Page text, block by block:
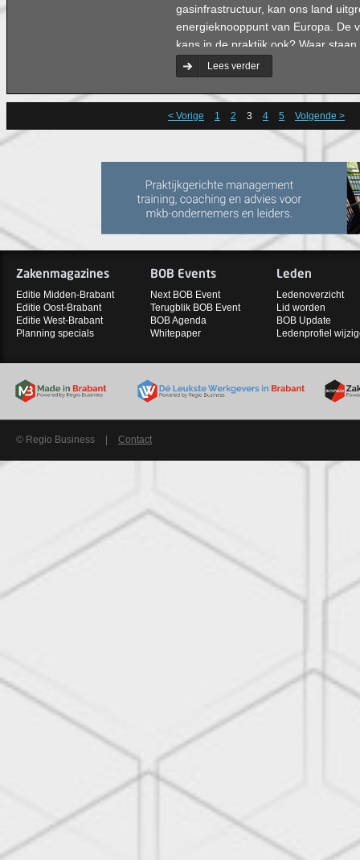
gasinfrastructuur, kan ons land
energieknooppunt van Europa. De
kans in de praktijk ook? Waar
jaar? En hoe kunnen Brabantse
de energietransitie doen
de Groot vraagt het de tien
Lees verder
< Vorige 1 2 3 4 5 Volgende >
Zakenmagazines
Editie Midden-Brabant
Editie Oost-Brabant
Editie West-Brabant
Planning specials
BOB Events
Next BOB Event
Terugblik BOB Event
BOB Agenda
Whitepaper
Leden
Ledenoverzicht
Lid worden
BOB Update
Ledenprofiel
© Regio Business Contact